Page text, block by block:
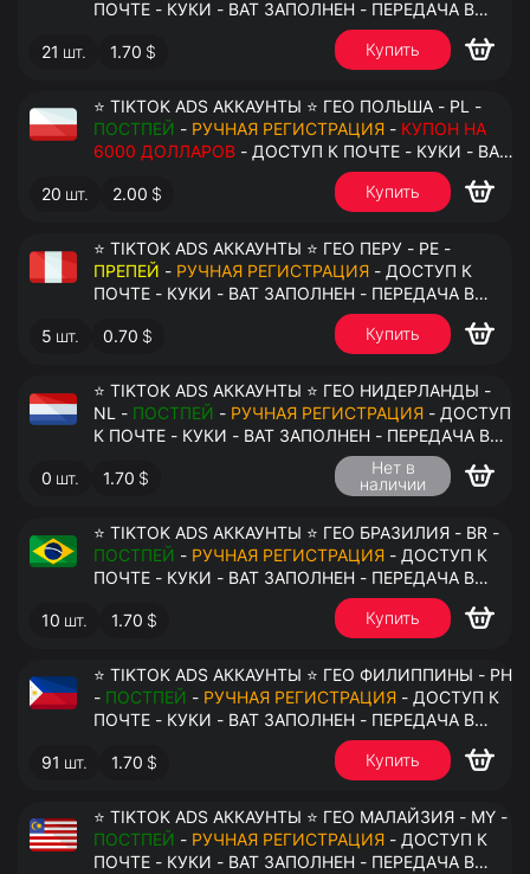
ПОЧТЕ - КУКИ - ВАТ ЗАПОЛНЕН - ПЕРЕДАЧА В
21 шт. 1.70 $ Купить
⭐ TIKTOK ADS АККАУНТЫ ⭐ ГЕО ПОЛЬША - PL -
ПОСТПЕЙ - РУЧНАЯ РЕГИСТРАЦИЯ - КУПОН НА
6000 ДОЛЛАРОВ - ДОСТУП К ПОЧТЕ - КУКИ - ВАТ
ЗАПОЛНЕН - ПЕРЕДАЧА В АНТИДЕТЕКТ
20 шт. 2.00 $ Купить
⭐ TIKTOK ADS АККАУНТЫ ⭐ ГЕО ПЕРУ - PE -
ПРЕПЕЙ - РУЧНАЯ РЕГИСТРАЦИЯ - ДОСТУП К
ПОЧТЕ - КУКИ - ВАТ ЗАПОЛНЕН - ПЕРЕДАЧА В
5 шт. 0.70 $ Купить
⭐ TIKTOK ADS АККАУНТЫ ⭐ ГЕО НИДЕРЛАНДЫ -
NL - ПОСТПЕЙ - РУЧНАЯ РЕГИСТРАЦИЯ - ДОСТУП
К ПОЧТЕ - КУКИ - ВАТ ЗАПОЛНЕН - ПЕРЕДАЧА В
0 шт. 1.70 $
Нет в
наличии
⭐ TIKTOK ADS АККАУНТЫ ⭐ ГЕО БРАЗИЛИЯ - BR -
ПОСТПЕЙ - РУЧНАЯ РЕГИСТРАЦИЯ - ДОСТУП К
ПОЧТЕ - КУКИ - ВАТ ЗАПОЛНЕН - ПЕРЕДАЧА В
10 шт. 1.70 $ Купить
⭐ TIKTOK ADS АККАУНТЫ ⭐ ГЕО ФИЛИППИНЫ - PH
- ПОСТПЕЙ - РУЧНАЯ РЕГИСТРАЦИЯ - ДОСТУП К
ПОЧТЕ - КУКИ - ВАТ ЗАПОЛНЕН - ПЕРЕДАЧА В
91 шт. 1.70 $ Купить
⭐ TIKTOK ADS АККАУНТЫ ⭐ ГЕО МАЛАЙЗИЯ - MY -
ПОСТПЕЙ - РУЧНАЯ РЕГИСТРАЦИЯ - ДОСТУП К
ПОЧТЕ - КУКИ - ВАТ ЗАПОЛНЕН - ПЕРЕДАЧА В